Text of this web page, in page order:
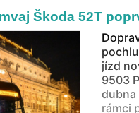
Škoda 52T
jízd
9503
dubna
rámci